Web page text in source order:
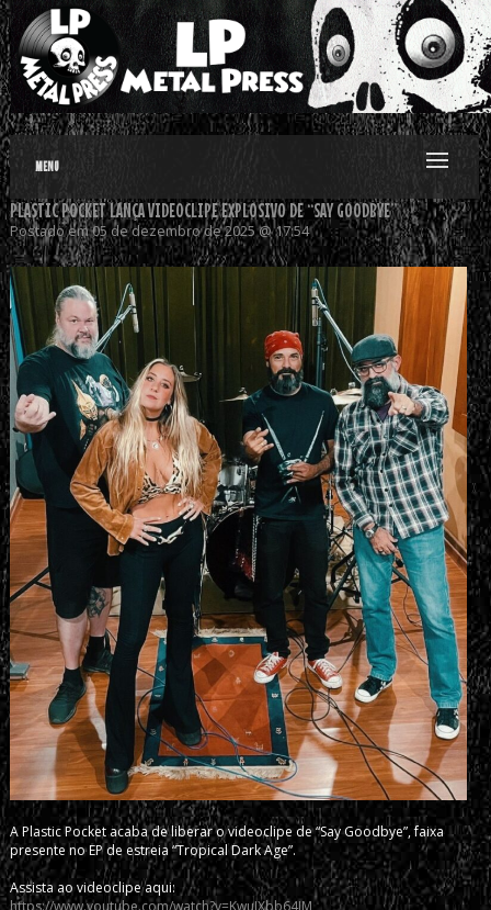
MENU
PLASTIC POCKET LANÇA VIDEOCLIPE EXPLOSIVO DE “SAY GOODBYE”
Postado em 05 de dezembro de 2025 @ 17:54
A Plastic Pocket acaba de liberar o videoclipe de “Say Goodbye”, faixa
presente no EP de estreia “Tropical Dark Age”.
Assista ao videoclipe aqui:
https://www.youtube.com/watch?v=KwuJXbb64JM